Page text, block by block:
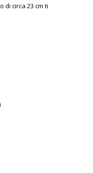
di circa 23 cm ti